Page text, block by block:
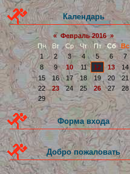
Календарь
« Февраль 2016 »
Пн
Вт Ср Чт Пт Сб
Вс
1
2 3 4 5 6
7
8
9 10 11 12 13
14
15
16 17 18 19 20
21
22
23 24 25 26 27
28
29
Форма входа
Добро пожаловать